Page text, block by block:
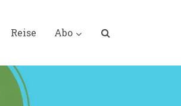
Reise Abo